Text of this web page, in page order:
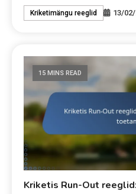
Kriketimängu reeglid 13/
15 MINS READ
Kriketis Run-Out